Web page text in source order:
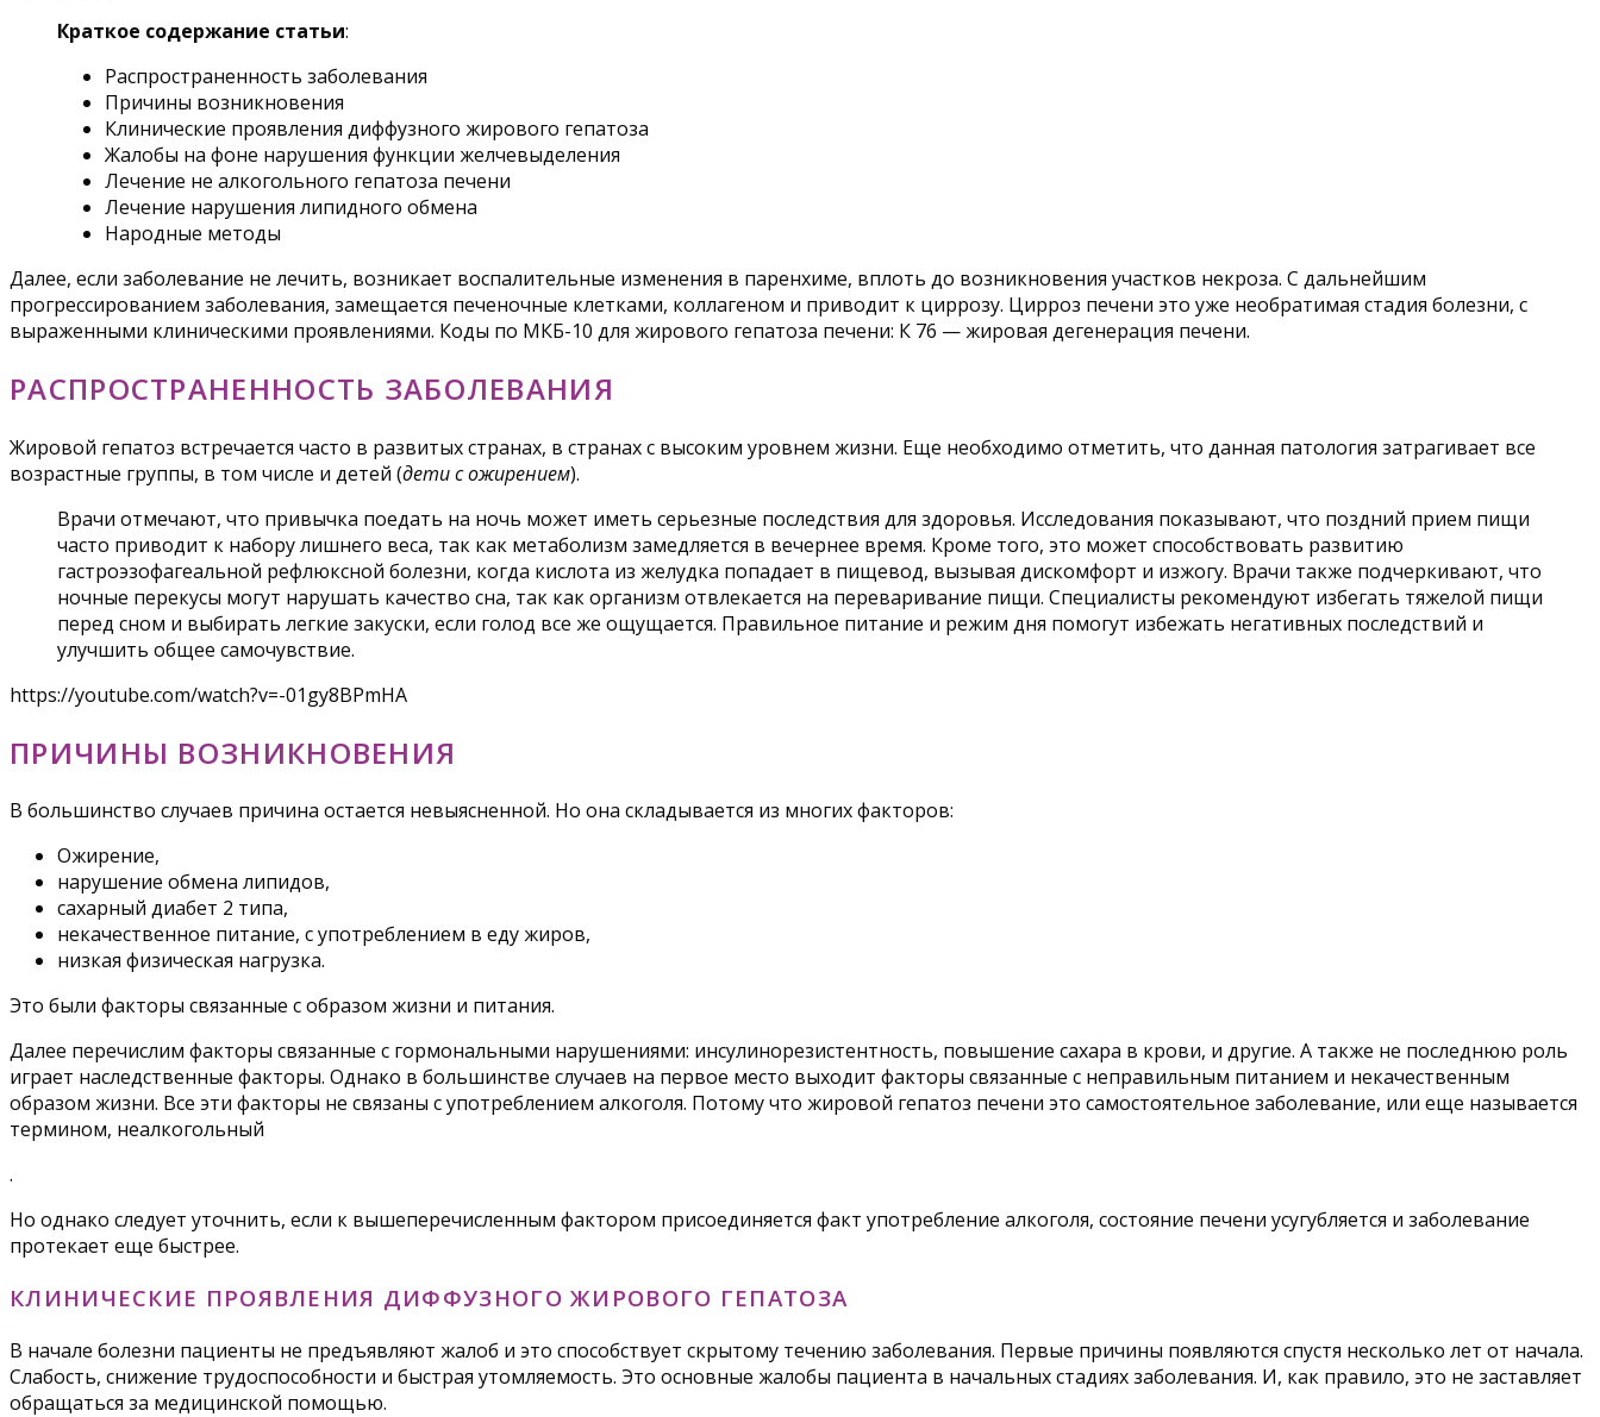
Краткое содержание статьи:
Распространенность заболевания
Причины возникновения
Клинические проявления диффузного жирового гепатоза
Жалобы на фоне нарушения функции желчевыделения
Лечение не алкогольного гепатоза печени
Лечение нарушения липидного обмена
Народные методы
Далее, если заболевание не лечить, возникает воспалительные изменения в паренхиме, вплоть до возникновения участков некроза. С дальнейшим
прогрессированием заболевания, замещается печеночные клетками, коллагеном и приводит к циррозу. Цирроз печени это уже необратимая стадия болезни, с
выраженными клиническими проявлениями. Коды по МКБ-10 для жирового гепатоза печени: К 76 — жировая дегенерация печени.
РАСПРОСТРАНЕННОСТЬ ЗАБОЛЕВАНИЯ
Жировой гепатоз встречается часто в развитых странах, в странах с высоким уровнем жизни. Еще необходимо отметить, что данная патология затрагивает все
возрастные группы, в том числе и детей (дети с ожирением).
Врачи отмечают, что привычка поедать на ночь может иметь серьезные последствия для здоровья. Исследования показывают, что поздний прием пищи
часто приводит к набору лишнего веса, так как метаболизм замедляется в вечернее время. Кроме того, это может способствовать развитию
гастроэзофагеальной рефлюксной болезни, когда кислота из желудка попадает в пищевод, вызывая дискомфорт и изжогу. Врачи также подчеркивают, что
ночные перекусы могут нарушать качество сна, так как организм отвлекается на переваривание пищи. Специалисты рекомендуют избегать тяжелой пищи
перед сном и выбирать легкие закуски, если голод все же ощущается. Правильное питание и режим дня помогут избежать негативных последствий и
улучшить общее самочувствие.
https://youtube.com/watch?v=-01gy8BPmHA
ПРИЧИНЫ ВОЗНИКНОВЕНИЯ
В большинство случаев причина остается невыясненной. Но она складывается из многих факторов:
Ожирение,
нарушение обмена липидов,
сахарный диабет 2 типа,
некачественное питание, с употреблением в еду жиров,
низкая физическая нагрузка.
Это были факторы связанные с образом жизни и питания.
Далее перечислим факторы связанные с гормональными нарушениями: инсулинорезистентность, повышение сахара в крови, и другие. А также не последнюю роль
играет наследственные факторы. Однако в большинстве случаев на первое место выходит факторы связанные с неправильным питанием и некачественным
образом жизни. Все эти факторы не связаны с употреблением алкоголя. Потому что жировой гепатоз печени это самостоятельное заболевание, или еще называется
термином, неалкогольный
.
Но однако следует уточнить, если к вышеперечисленным фактором присоединяется факт употребление алкоголя, состояние печени усугубляется и заболевание
протекает еще быстрее.
КЛИНИЧЕСКИЕ ПРОЯВЛЕНИЯ ДИФФУЗНОГО ЖИРОВОГО ГЕПАТОЗА
В начале болезни пациенты не предъявляют жалоб и это способствует скрытому течению заболевания. Первые причины появляются спустя несколько лет от начала.
Слабость, снижение трудоспособности и быстрая утомляемость. Это основные жалобы пациента в начальных стадиях заболевания. И, как правило, это не заставляет
обращаться за медицинской помощью.